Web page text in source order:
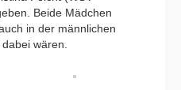
Beide Mädchen
in der männlichen
wären.